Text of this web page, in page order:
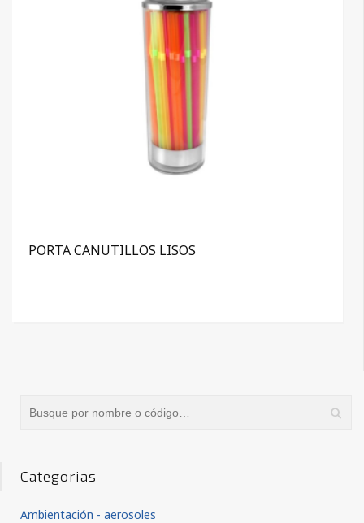
PORTA CANUTILLOS LISOS
Categorias
Ambientación - aerosoles